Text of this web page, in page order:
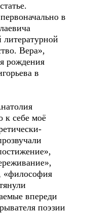
в
Вера»,
рождения
в
к себе моё
«философия
впереди
поэзии